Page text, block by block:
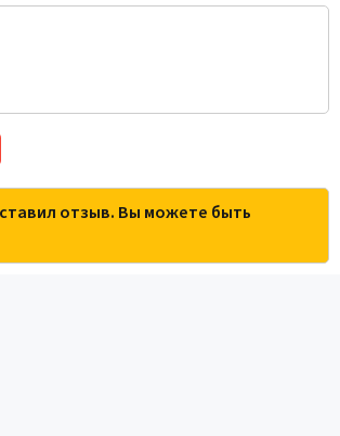
отзыв. Вы можете быть